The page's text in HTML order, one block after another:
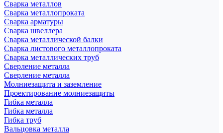
Сварка металлов
Сварка металлопроката
Сварка арматуры
Сварка швеллера
Сварка металлической балки
Сварка листового металлопроката
Сварка металлических труб
Сверление металла
Сверление металла
Молниезащита и заземление
Проектирование молниезащиты
Гибка металла
Гибка металла
Гибка труб
Вальцовка металла